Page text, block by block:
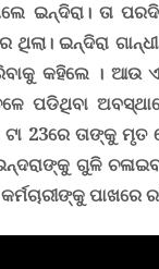
ଇନ୍ଦିରା। ତା
ଥିଲା।ଇନ୍ଦିରା
କହିଲେ । ଆଉ
ପଡିଥିବା
23ରେ ତାଙ୍କୁ ମୃତ
ଗୁଳି